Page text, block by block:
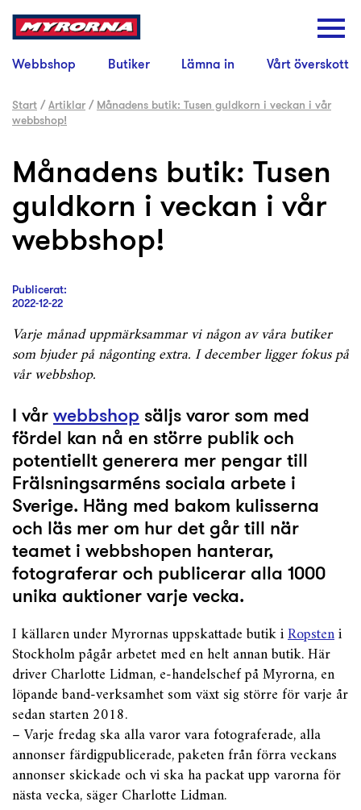
Webbshop Butiker Lämna in Vårt överskott
Start /Artiklar / Månadens butik: Tusen guldkorn i veckan i vår
webbshop!
Månadens butik: Tusen
guldkorn i veckan i vår
webbshop!
Publicerat:
2022-12-22
Varje månad uppmärksammar vi någon av våra butiker
som bjuder på någonting extra. I december ligger fokus på
vår webbshop.
I vårwebbshop säljs varor som med
fördel kan nå en större publik och
potentiellt generera mer pengar till
Frälsningsarméns sociala arbete i
Sverige. Häng med bakom kulisserna
och läs mer om hur det går till när
teamet i webbshopen hanterar,
fotograferar och publicerar alla 1000
unika auktioner varje vecka.
I källaren under Myrornas uppskattade butik iRopsteni
Stockholm pågår arbetet med en helt annan butik. Här
driver Charlotte Lidman, e-handelschef på Myrorna, en
löpande band-verksamhet som växt sig större för varje år
sedan starten 2018.
– Varje fredag ska alla varor vara fotograferade, alla
annonser färdigpublicerade, paketen från förra veckans
annonser skickade och vi ska ha packat upp varorna för
nästa vecka, säger Charlotte Lidman.